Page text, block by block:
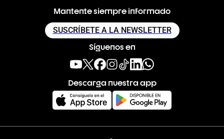
Mantente siempre informado
SUSCRÍBETE A LA NEWSLETTER
Síguenos en
Descarga nuestra app